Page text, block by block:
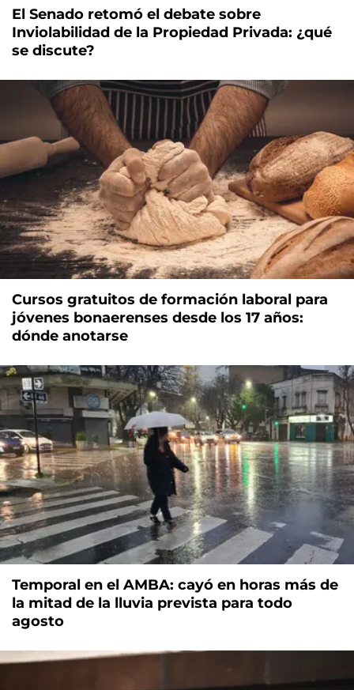
El Senado retomó el debate sobre
Inviolabilidad de la Propiedad Privada: ¿qué
se discute?
Cursos gratuitos de formación laboral para
jóvenes bonaerenses desde los 17 años:
dónde anotarse
Temporal en el AMBA: cayó en horas más de
la mitad de la lluvia prevista para todo
agosto